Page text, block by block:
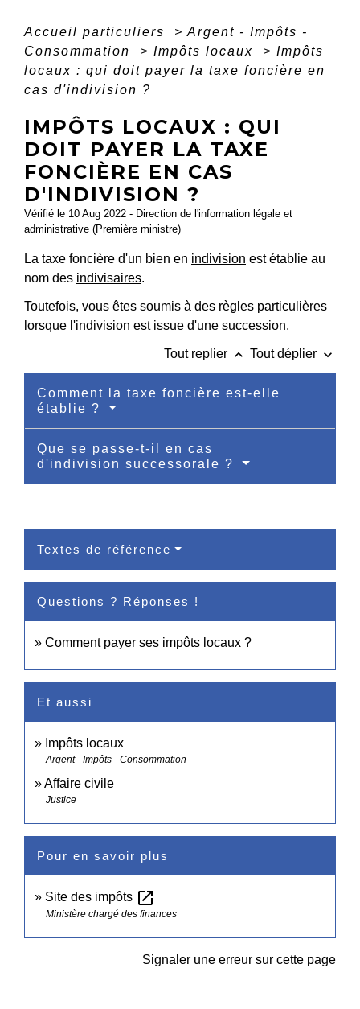
Accueil particuliers > Argent - Impôts -
Consommation
> Impôts locaux > Impôts
locaux : qui doit payer la taxe foncière en
cas d'indivision ?
IMPÔTS LOCAUX : QUI
DOIT PAYER LA TAXE
FONCIÈRE EN CAS
D'INDIVISION ?
Vérifié le 10 Aug 2022 - Direction de l'information légale et
administrative (Première ministre)
La taxe foncière d'un bien en indivision est établie au
nom des indivisaires.
Toutefois, vous êtes soumis à des règles particulières
lorsque l'indivision est issue d'une succession.
Tout replier keyboard_arrow_up Tout déplier keyboard_arrow_down
Comment la taxe foncière est-elle
établie ?
Que se passe-t-il en cas
d'indivision successorale ?
Textes de référence
Questions ? Réponses !
Comment payer ses impôts locaux ?
Et aussi
Impôts locaux
Argent - Impôts - Consommation
Affaire civile
Justice
Pour en savoir plus
Site des impôts open_in_new
Ministère chargé des finances
Signaler une erreur sur cette page